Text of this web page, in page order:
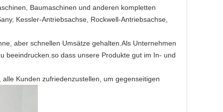
Baumaschinen und anderen kompletten
Kessler-Antriebsachse, Rockwell-Antriebsachse,
aber schnellen Umsätze gehalten.Als Unternehmen
beeindrucken.so dass unsere Produkte gut im In- und
Kunden zufriedenzustellen, um gegenseitigen